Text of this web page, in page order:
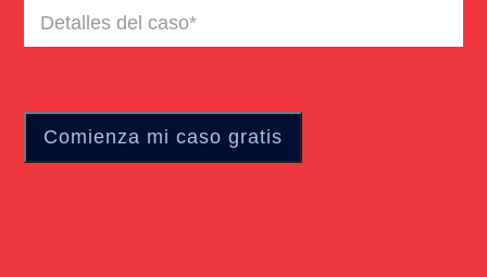
Detalles
del